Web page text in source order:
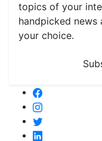
topics of your
handpicked news
your choice.